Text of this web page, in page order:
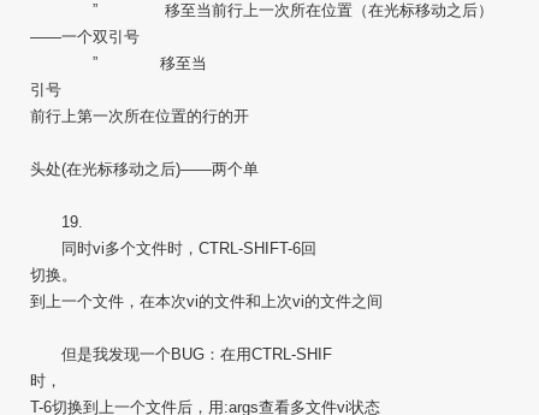
” 移至当前行上一次所在位置（在光标移动之后）
――一个双引号
” 移至当
引号
前行上第一次所在位置的行的开
头处(在光标移动之后)――两个单
19.
同时vi多个文件时，CTRL-SHIFT-6回
切换。
到上一个文件，在本次vi的文件和上次vi的文件之间
但是我发现一个BUG：在用CTRL-SHIF
时，
T-6切换到上一个文件后，用:args查看多文件vi状态